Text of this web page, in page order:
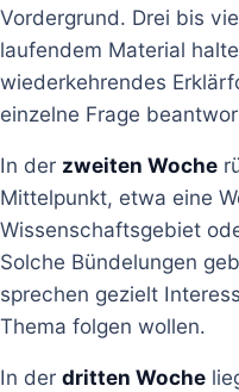
Vordergrund. Drei bis
laufendem Material
wiederkehrendes
einzelne Frage
In der zweiten Woche
Mittelpunkt, etwa eine
Wissenschaftsgebiet
Solche Bündelungen
sprechen gezielt
Thema folgen wollen.
In der dritten Woche